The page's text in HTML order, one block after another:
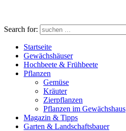
Search for:
Startseite
Gewächshäuser
Hochbeete & Frühbeete
Pflanzen
Gemüse
Kräuter
Zierpflanzen
Pflanzen im Gewächshaus
Magazin & Tipps
Garten & Landschaftsbauer